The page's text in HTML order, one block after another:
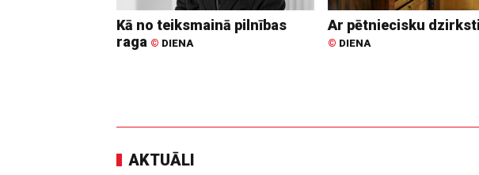
Kā no teiksmainā pilnības
raga © DIENA
Ar pētniecisku dzirksti
© DIENA
AKTUĀLI